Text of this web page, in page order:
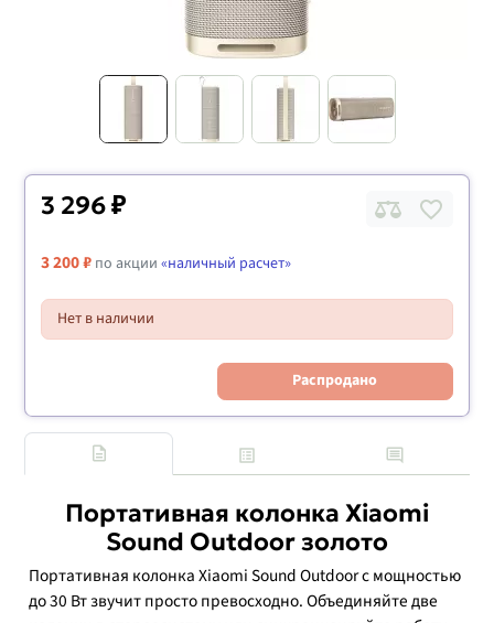
3 296 ₽
3 200 ₽ по акции«наличный расчет»
Нет в наличии
Распродано
Портативная колонка Xiaomi
Sound Outdoor золото
Портативная колонка Xiaomi Sound Outdoor с мощностью
до 30 Вт звучит просто превосходно. Объединяйте две